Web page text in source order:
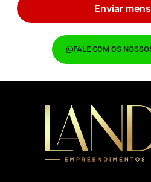
Enviar
FALE COM OS